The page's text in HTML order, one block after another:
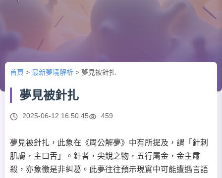
首頁 > 最新夢境解析 > 夢見被針扎
夢見被針扎
2025-06-12 16:50:45 459
夢見被針扎，此象在《周公解夢》中有所提及，謂「針刺
肌膚，主口舌」。針者，尖銳之物，五行屬金，金主肅
殺，亦象徵是非糾葛。此夢往往預示現實中可能遭遇言語